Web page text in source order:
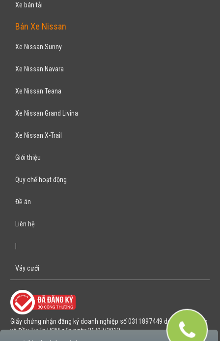
Xe bán tải
Bán Xe Nissan
Xe Nissan Sunny
Xe Nissan Navara
Xe Nissan Teana
Xe Nissan Grand Livina
Xe Nissan X-Trail
Giới thiệu
Quy chế hoạt động
Đề án
Liên hệ
|
Váy cưới
Giấy chứng nhận đăng ký doanh nghiệp số 0311897449 do Sở Kế hoạch
và Đầu Tư Tp HCM cấp ngày 26/07/2012